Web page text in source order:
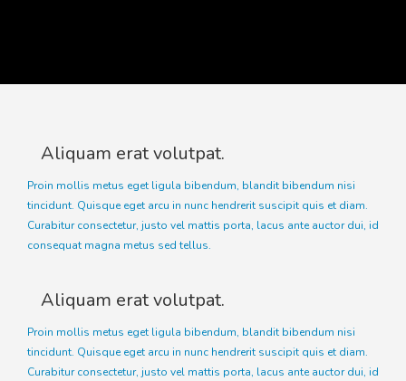
Aliquam erat volutpat.
Proin mollis metus eget ligula bibendum, blandit bibendum nisi
tincidunt. Quisque eget arcu in nunc hendrerit suscipit quis et diam.
Curabitur consectetur, justo vel mattis porta, lacus ante auctor dui, id
consequat magna metus sed tellus.
Aliquam erat volutpat.
Proin mollis metus eget ligula bibendum, blandit bibendum nisi
tincidunt. Quisque eget arcu in nunc hendrerit suscipit quis et diam.
Curabitur consectetur, justo vel mattis porta, lacus ante auctor dui, id